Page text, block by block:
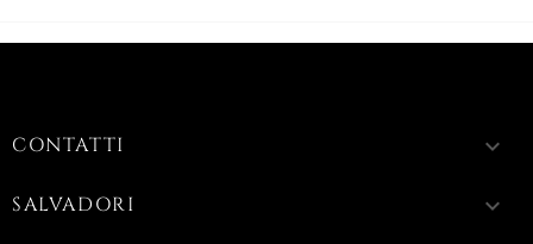
CONTATTI keyboard_arrow_down
SALVADORI keyboard_arrow_down